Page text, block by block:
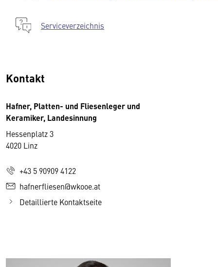
Serviceverzeichnis
Kontakt
Hafner, Platten- und Fliesenleger und
Keramiker, Landesinnung
Hessenplatz 3
4020 Linz
+43 5 90909 4122
hafnerfliesen@wkooe.at
Detaillierte Kontaktseite